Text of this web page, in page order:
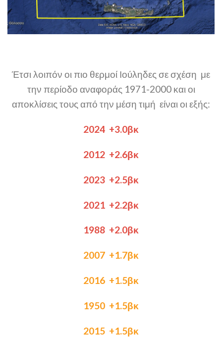
Έτσι λοιπόν οι πιο θερμοί Ιούληδες σε σχέση με
την περίοδο αναφοράς 1971-2000 και οι
αποκλίσεις τους από την μέση τιμή είναι οι εξής:
2024 +3.0βκ
2012 +2.6βκ
2023 +2.5βκ
2021 +2.2βκ
1988 +2.0βκ
2007 +1.7βκ
2016 +1.5βκ
1950 +1.5βκ
2015 +1.5βκ